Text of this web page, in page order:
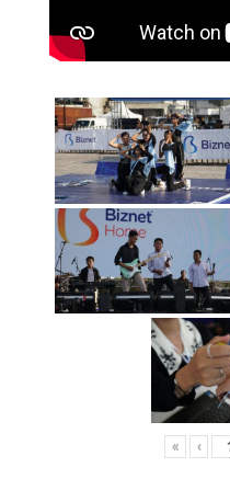
« ‹